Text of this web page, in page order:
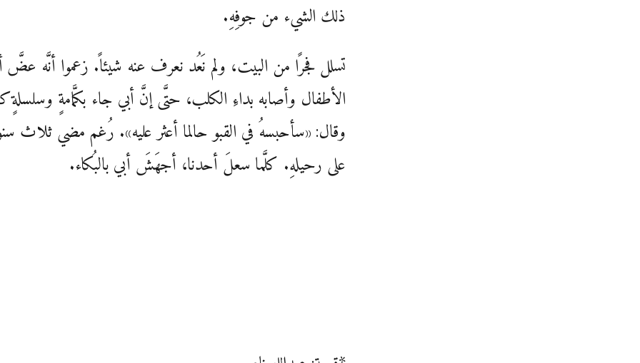
ذلك الشيء من جوفِهِ.
تسلل فجرًا من البيت، ولم نَعُد نعرف عنه شيئاً. زعموا أنَّه
الأطفال وأصابه بداءِ الكلب، حتَّى إنَّ أبي جاء بكمَّامةٍ وسلسلةٍ
وقال: «سأحبسهُ في القبو حالما أعثر عليه». رُغم مضي ثلاث
على رحيلهِ. كلَّما سعلَ أحدنا، أجهَشَ أبي بالبُكاء.